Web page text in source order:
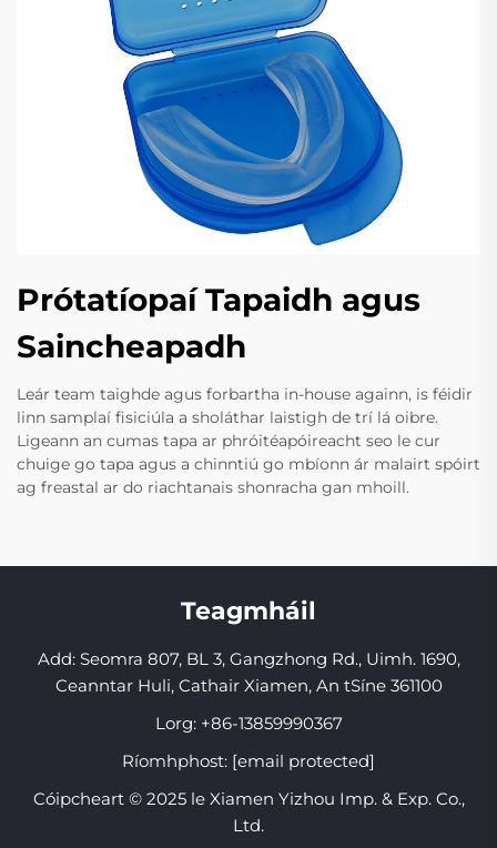
Prótatíopaí Tapaidh agus
Saincheapadh
Leár team taighde agus forbartha in-house againn, is féidir
linn samplaí fisiciúla a sholáthar laistigh de trí lá oibre.
Ligeann an cumas tapa ar phróitéapóireacht seo le cur
chuige go tapa agus a chinntiú go mbíonn ár malairt spóirt
ag freastal ar do riachtanais shonracha gan mhoill.
Teagmháil
Add: Seomra 807, BL 3, Gangzhong Rd., Uimh. 1690,
Ceanntar Huli, Cathair Xiamen, An tSíne 361100
Lorg: +86-13859990367
Ríomhphost: [email protected]
Cóipcheart © 2025 le Xiamen Yizhou Imp. & Exp. Co.,
Ltd.